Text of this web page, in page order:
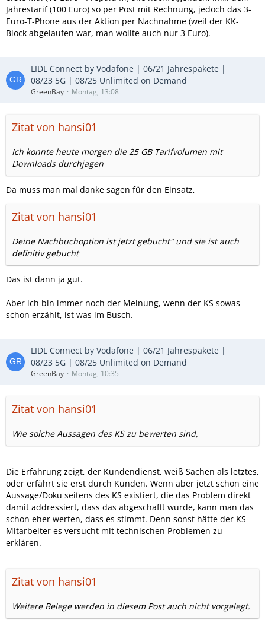
Jahrestarif (100 Euro) so per Post mit Rechnung, jedoch das 3-
Euro-T-Phone aus der Aktion per Nachnahme (weil der KK-
Block abgelaufen war, man wollte auch nur 3 Euro).
LIDL Connect by Vodafone | 06/21 Jahrespakete |
08/23 5G | 08/25 Unlimited on Demand
GreenBay Montag, 13:08
Zitat von hansi01
Ich konnte heute morgen die 25 GB Tarifvolumen mit
Downloads durchjagen
Da muss man mal danke sagen für den Einsatz,
Zitat von hansi01
Deine Nachbuchoption ist jetzt gebucht" und sie ist auch
definitiv gebucht
Das ist dann ja gut.
Aber ich bin immer noch der Meinung, wenn der KS sowas
schon erzählt, ist was im Busch.
LIDL Connect by Vodafone | 06/21 Jahrespakete |
08/23 5G | 08/25 Unlimited on Demand
GreenBay Montag, 10:35
Zitat von hansi01
Wie solche Aussagen des KS zu bewerten sind,
Die Erfahrung zeigt, der Kundendienst, weiß Sachen als letztes,
oder erfährt sie erst durch Kunden. Wenn aber jetzt schon eine
Aussage/Doku seitens des KS existiert, die das Problem direkt
damit addressiert, dass das abgeschafft wurde, kann man das
schon eher werten, dass es stimmt. Denn sonst hätte der KS-
Mitarbeiter es versucht mit technischen Problemen zu
erklären.
Zitat von hansi01
Weitere Belege werden in diesem Post auch nicht vorgelegt.